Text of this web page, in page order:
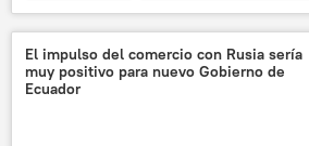
Nicolás Maduro
Alex Saab
Washington
EEUU
Barbados
Gobierno de Colombia
FARC
El impulso del comercio con Rusia sería
muy positivo para nuevo Gobierno de
Ecuador